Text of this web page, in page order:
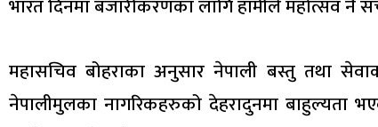
भारत दिनमा बजारीकरणका लागि हामीले महोत्सव नै
महासचिव बोहराका अनुसार नेपाली बस्तु तथा
नेपालीमुलका नागरिकहरुको देहरादुनमा बाहुल्यता